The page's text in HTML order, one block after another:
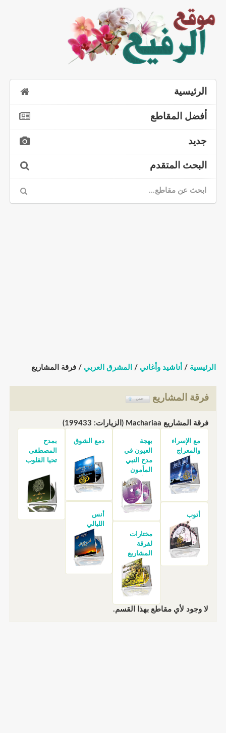
الرئيسية
أفضل المقاطع
جديد
البحث المتقدم
الرئيسية / أناشيد وأغاني / المشرق العربي / فرقة المشاريع
فرقة المشاريع
فرقة المشاريع Machariaa (الزيارات: 199433)
مع الإسراء
والمعراج
أتوب
بهجة
العيون في
مدح النبي
المأمون
مختارات
لفرقة
المشاريع
دمع الشوق
أنس
الليالي
بمدح
المصطفى
تحيا القلوب
لا وجود لأي مقاطع بهذا القسم.